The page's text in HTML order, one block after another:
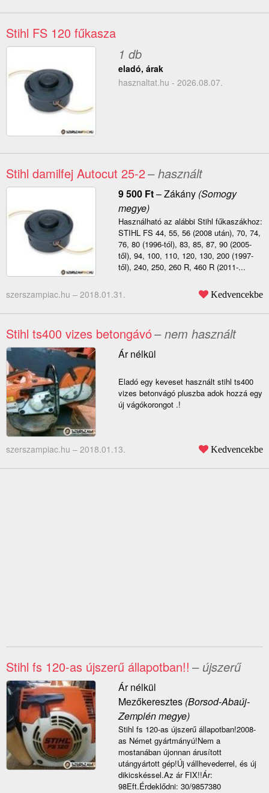
Stihl FS 120 fűkasza
1 db
eladó, árak
hasznaltat.hu - 2026.08.07.
Stihl damilfej Autocut 25-2– használt
9 500 Ft–Zákány(Somogy
megye)
Használható az alábbi Stihl fűkaszákhoz:
STIHL FS 44, 55, 56 (2008 után), 70, 74,
76, 80 (1996-tól), 83, 85, 87, 90 (2005-
től), 94, 100, 110, 120, 130, 200 (1997-
től), 240, 250, 260 R, 460 R (2011-...
szerszampiac.hu – 2018.01.31. Kedvencekbe
Stihl ts400 vizes betongávó– nem használt
Ár nélkül
Eladó egy keveset használt stihl ts400
vizes betonvágó pluszba adok hozzá egy
új vágókorongot .!
szerszampiac.hu – 2018.01.13. Kedvencekbe
Stihl fs 120-as újszerű állapotban!! – újszerű
Ár nélkül
Mezőkeresztes(Borsod-Abaúj-
Zemplén megye)
Stihl fs 120-as újszerű állapotban!2008-
as Német gyártmányú!Nem a
mostanában újonnan árusított
utángyártott gép!Új vállhevederrel, és új
dikicskéssel.Az ár FIX!!Ár:
98Eft.Érdeklődni: 30/9857380